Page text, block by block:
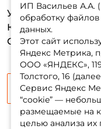
Уловистость :
Качество
Стабильность
ИП Васильев А.А.
обработку
данных.
Этот сайт
Яндекс Метрика,
ООО «ЯНДЕКС»,
Толстого, 16
Сервис Яндекс
“cookie” —
размещаемые на
целью анализа их
Создать аккаунт
ФИО: *
Email: *